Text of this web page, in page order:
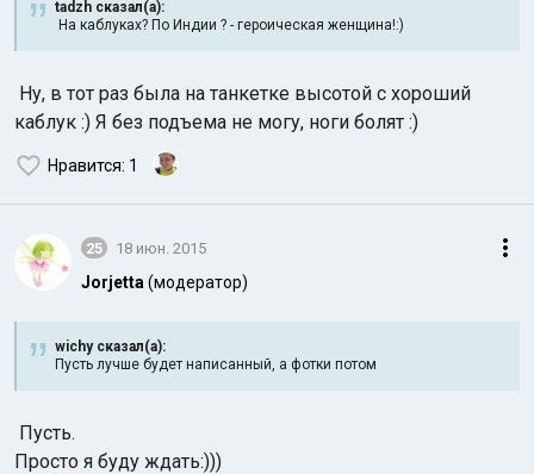
tadzh сказал(а):
На каблуках? По Индии ? - героическая женщина!:)
Ну, в тот раз была на танкетке высотой с хороший
каблук :) Я без подъема не могу, ноги болят :)
Нравится: 1
25 18 июн. 2015
Jorjetta (модератор)
wichy сказал(а):
Пусть лучше будет написанный, а фотки потом
Пусть.
Просто я буду ждать:)))